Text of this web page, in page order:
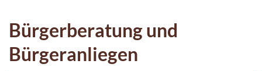
Bürgerberatung und
Bürgeranliegen